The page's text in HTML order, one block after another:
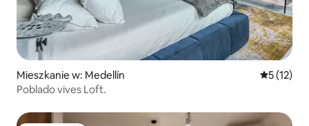
Mieszkanie w: Medellín Średnia
5 (12)
Poblado vives Loft.